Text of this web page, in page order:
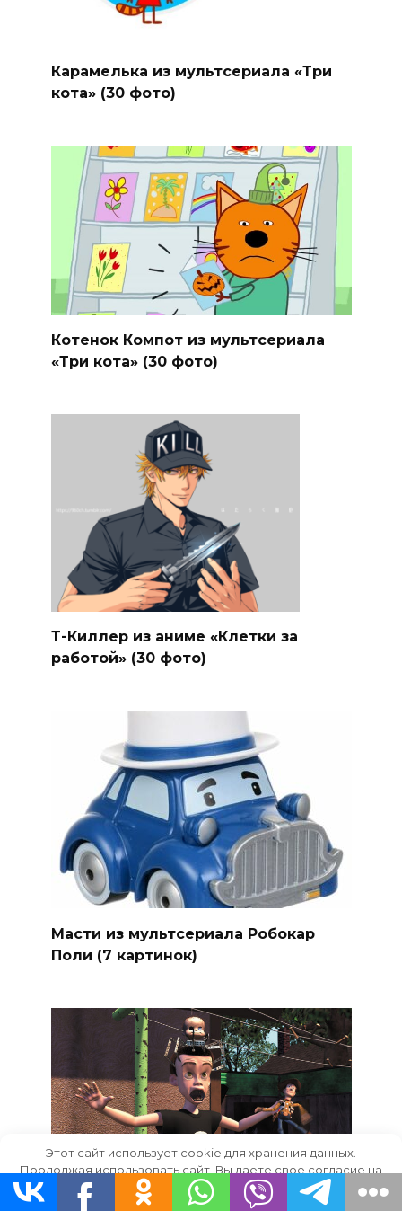
Карамелька из мультсериала «Три
кота» (30 фото)
Котенок Компот из мультсериала
«Три кота» (30 фото)
Т-Киллер из аниме «Клетки за
работой» (30 фото)
Масти из мультсериала Робокар
Поли (7 картинок)
Этот сайт использует cookie для хранения данных.
Продолжая использовать сайт, Вы даете свое согласие на
работу с этими файлами.
OK